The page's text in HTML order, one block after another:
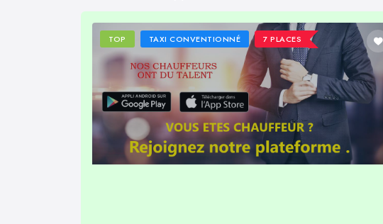
TOP TAXI CONVENTIONNÉ 7 PLACES